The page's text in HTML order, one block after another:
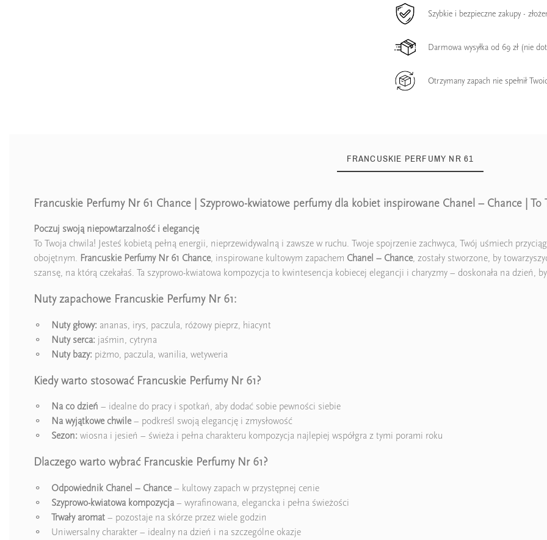
Szybkie i bezpieczne zakupy -
Darmowa wysyłka od 69 zł (nie
Otrzymany zapach nie spełnił
FRANCUSKIE PERFUMY NR 61
Francuskie Perfumy Nr 61 Chance | Szyprowo-kwiatowe perfumy dla kobiet inspirowane Chanel – Chance | To
Poczuj swoją niepowtarzalność i elegancję
To Twoja chwila! Jesteś kobietą pełną energii, nieprzewidywalną i zawsze w ruchu. Twoje spojrzenie zachwyca, Twój uśmiech
obojętnym. Francuskie Perfumy Nr 61 Chance, inspirowane kultowym zapachem Chanel – Chance, zostały stworzone, by
szansę, na którą czekałaś. Ta szyprowo-kwiatowa kompozycja to kwintesencja kobiecej elegancji i charyzmy – doskonała na dzień,
Nuty zapachowe Francuskie Perfumy Nr 61:
⚬ Nuty głowy: ananas, irys, paczula, różowy pieprz, hiacynt
⚬
Nuty serca: jaśmin, cytryna
⚬
Nuty bazy: piżmo, paczula, wanilia, wetyweria
Kiedy warto stosować Francuskie Perfumy Nr 61?
⚬ Na co dzień – idealne do pracy i spotkań, aby dodać sobie pewności siebie
⚬
Na wyjątkowe chwile– podkreśl swoją elegancję i zmysłowość
⚬ Sezon: wiosna i jesień – świeża i pełna charakteru kompozycja najlepiej współgra z tymi porami roku
Dlaczego warto wybrać Francuskie Perfumy Nr 61?
⚬ Odpowiednik Chanel – Chance– kultowy zapach w przystępnej cenie
⚬ Szyprowo-kwiatowa kompozycja – wyrafinowana, elegancka i pełna świeżości
⚬ Trwały aromat – pozostaje na skórze przez wiele godzin
⚬ Uniwersalny charakter – idealny na dzień i na szczególne okazje